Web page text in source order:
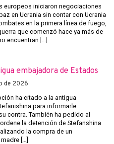
europeos iniciaron negociaciones
en Ucrania sin contar con Ucrania
en la primera línea de fuego,
que comenzó hace ya más de
encuentran […]
embajadora de Estados
de 2026
ha citado a la antigua
para informarle
contra. También ha pedido al
la detención de Stefanshina
la compra de un
[…]